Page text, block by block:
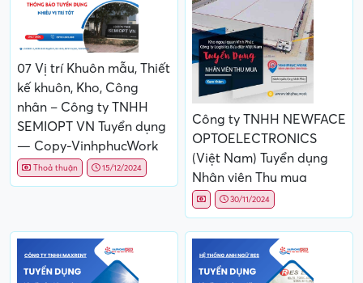
07 Vị trí Khuôn mẫu, Thiết
kế khuôn, Kho, Công
nhân – Công ty TNHH
SEMIOPT VN Tuyển dụng
— Copy-VinhphucWork
Thoả thuận 15/12/2024
Công ty TNHH NEWFACE
OPTOELECTRONICS
(Việt Nam) Tuyển dụng
Nhân viên Thu mua
30/11/2024